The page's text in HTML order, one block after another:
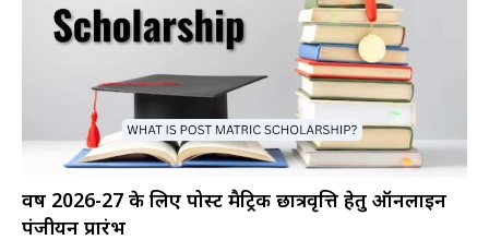
वर्ष 2026-27 के लिए पोस्ट मैट्रिक छात्रवृत्ति हेतु ऑनलाइन
पंजीयन प्रारंभ